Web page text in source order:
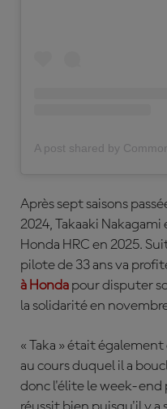
Après sept saisons
2024, Takaaki
Honda HRC en 2025.
pilote de 33 ans va
à Honda pour disputer
la solidarité en
« Taka » était
au cours duquel il a
donc l'élite le week-end